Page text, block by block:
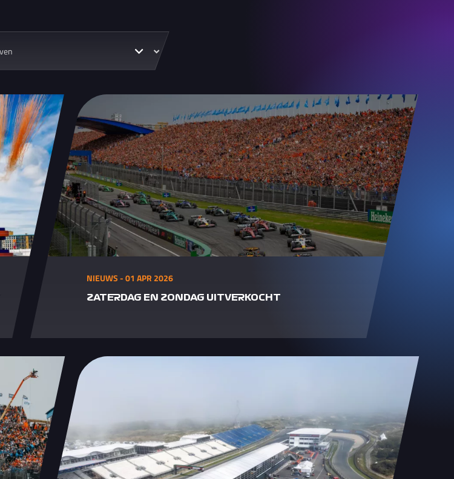
NIEUWS - 01 APR 2026
ZATERDAG EN ZONDAG UITVERKOCHT